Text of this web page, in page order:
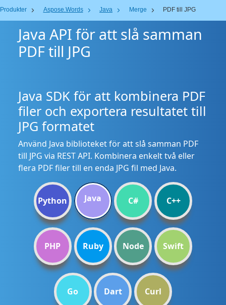
Produkter Aspose.Words Java Merge PDF till JPG
Java API för att slå samman
PDF till JPG
Java SDK för att kombinera PDF
filer och exportera resultatet till
JPG formatet
Använd Java biblioteket för att slå samman PDF
till JPG via REST API. Kombinera enkelt två eller
flera PDF filer till en enda JPG fil med Java.
Python Java C# C++
PHP Ruby Node Swift
Go Dart Curl